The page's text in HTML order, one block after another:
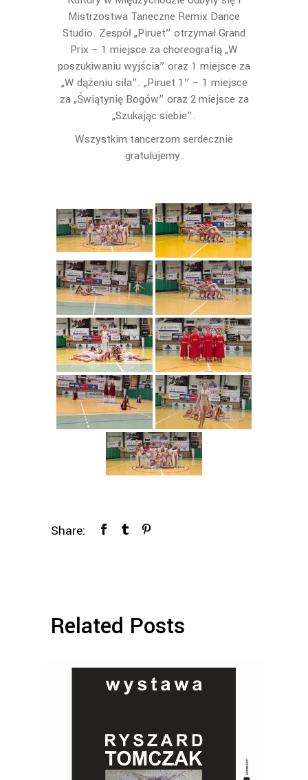
Mistrzostwa Taneczne Remix Dance
Studio. Zespół „Piruet” otrzymał Grand
Prix – 1 miejsce za choreografią „W
poszukiwaniu wyjścia” oraz 1 miejsce za
„W dążeniu siła”. „Piruet 1” – 1 miejsce
za „Świątynię Bogów” oraz 2 miejsce za
„Szukając siebie”.
Wszystkim tancerzom serdecznie
gratulujemy.
Share:
Related Posts